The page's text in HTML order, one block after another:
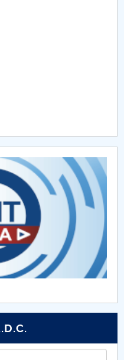
– UPB
2025
2025
2025
2025
2025